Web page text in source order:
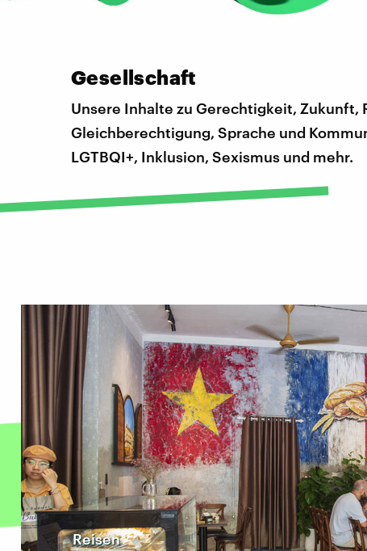
Gesellschaft
Unsere Inhalte zu Gerechtigkeit, Zukunft,
Gleichberechtigung, Sprache und
LGTBQI+, Inklusion, Sexismus und mehr.
Reisen